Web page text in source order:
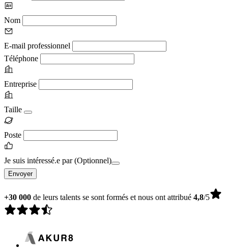
Nom
E-mail professionnel
Téléphone
Entreprise
Taille
Poste
Je suis intéressé.e par(Optionnel)
Envoyer
+30 000 de leurs talents se sont formés et nous ont attribué 4,8/5